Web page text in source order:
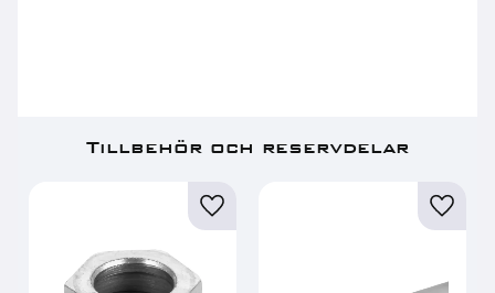
Tillbehör och reservdelar
Lägg till i favoriter Lägg